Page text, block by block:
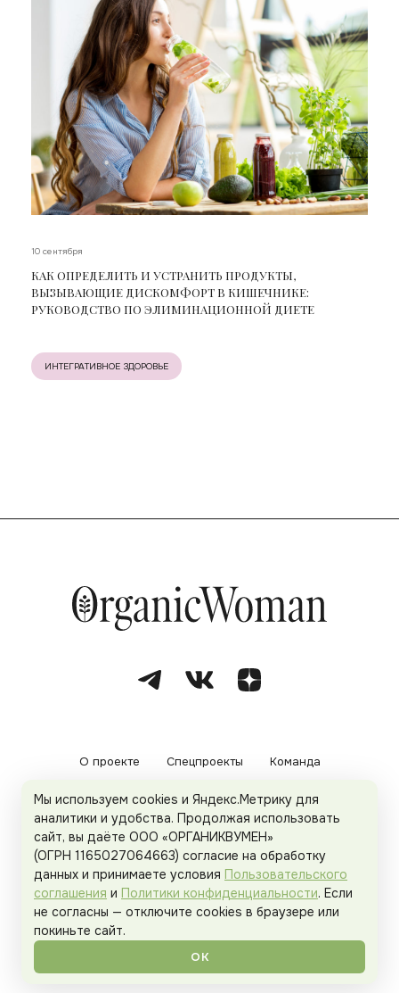
10 сентября
КАК ОПРЕДЕЛИТЬ И УСТРАНИТЬ ПРОДУКТЫ,
ВЫЗЫВАЮЩИЕ ДИСКОМФОРТ В КИШЕЧНИКЕ:
РУКОВОДСТВО ПО ЭЛИМИНАЦИОННОЙ ДИЕТЕ
ИНТЕГРАТИВНОЕ ЗДОРОВЬЕ
О проекте Спецпроекты Команда
Рекламодателям Политика конфиденциальности
Пользовательское соглашение
Organicwoman.ru . Все права защищены.
Мы используем cookies и Яндекс.Метрику для
аналитики и удобства. Продолжая использовать
сайт, вы даёте ООО «ОРГАНИКВУМЕН»
(ОГРН 1165027064663) согласие на обработку
данных и принимаете условия Пользовательского
соглашения и Политики конфиденциальности. Если
не согласны — отключите cookies в браузере или
покиньте сайт.
ОК